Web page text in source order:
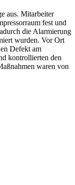
aus. Mitarbeiter
fest und
die Alarmierung
wurden. Vor Ort
Defekt am
kontrollierten den
waren von